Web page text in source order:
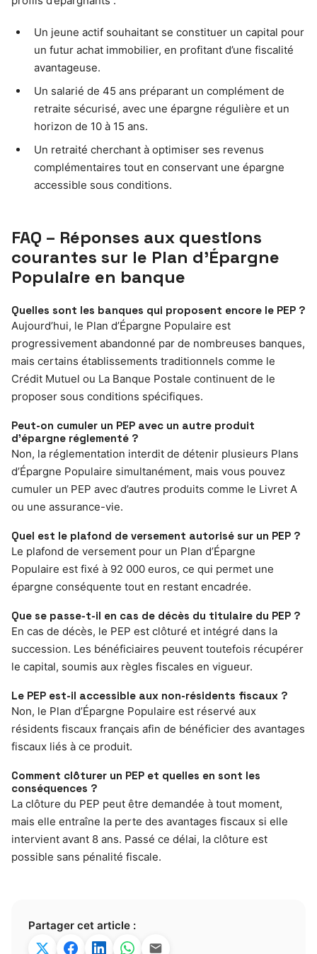
Un jeune actif souhaitant se constituer un capital pour
un futur achat immobilier, en profitant d’une fiscalité
avantageuse.
Un salarié de 45 ans préparant un complément de
retraite sécurisé, avec une épargne régulière et un
horizon de 10 à 15 ans.
Un retraité cherchant à optimiser ses revenus
complémentaires tout en conservant une épargne
accessible sous conditions.
FAQ – Réponses aux questions
courantes sur le Plan d’Épargne
Populaire en banque
Quelles sont les banques qui proposent encore le PEP ?
Aujourd’hui, le Plan d’Épargne Populaire est
progressivement abandonné par de nombreuses banques,
mais certains établissements traditionnels comme le
Crédit Mutuel ou La Banque Postale continuent de le
proposer sous conditions spécifiques.
Peut-on cumuler un PEP avec un autre produit
d’épargne réglementé ?
Non, la réglementation interdit de détenir plusieurs Plans
d’Épargne Populaire simultanément, mais vous pouvez
cumuler un PEP avec d’autres produits comme le Livret A
ou une assurance-vie.
Quel est le plafond de versement autorisé sur un PEP ?
Le plafond de versement pour un Plan d’Épargne
Populaire est fixé à 92 000 euros, ce qui permet une
épargne conséquente tout en restant encadrée.
Que se passe-t-il en cas de décès du titulaire du PEP ?
En cas de décès, le PEP est clôturé et intégré dans la
succession. Les bénéficiaires peuvent toutefois récupérer
le capital, soumis aux règles fiscales en vigueur.
Le PEP est-il accessible aux non-résidents fiscaux ?
Non, le Plan d’Épargne Populaire est réservé aux
résidents fiscaux français afin de bénéficier des avantages
fiscaux liés à ce produit.
Comment clôturer un PEP et quelles en sont les
conséquences ?
La clôture du PEP peut être demandée à tout moment,
mais elle entraîne la perte des avantages fiscaux si elle
intervient avant 8 ans. Passé ce délai, la clôture est
possible sans pénalité fiscale.
Partager cet article :